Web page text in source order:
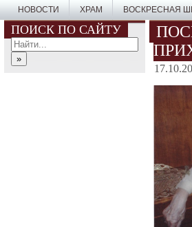
НОВОСТИ ХРАМ ВОСКРЕСНАЯ
ПОИСК ПО САЙТУ